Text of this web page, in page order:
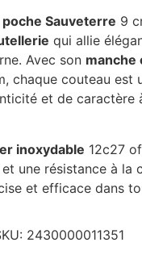
Sauveterre 9
qui allie
Avec son manche
chaque couteau est
et de caractère
inoxydable 12c27
une résistance à la
et efficace dans
2430000011351